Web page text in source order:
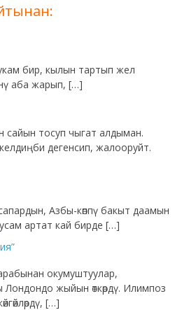
бир, кылын тартып жел
аба жарып, […]
сайын тосуп чыгат алдыман.
дегенсип, жалооруйт.
Азбы-көппү бакыт даамын
артат кай бирде […]
окумуштуулар,
жыйын өткөрдү. Илимпоз
[…]